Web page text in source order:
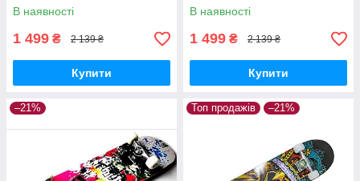
В наявності
1 499 ₴ 2 139 ₴
Купити
В наявності
1 499 ₴ 2 139 ₴
Купити
–21% Топ продажів –21%